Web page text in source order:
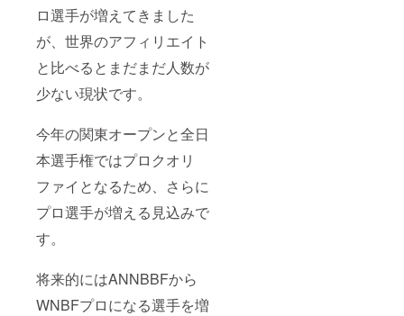
ロ選手が増えてきました
が、世界のアフィリエイト
と比べるとまだまだ人数が
少ない現状です。
今年の関東オープンと全日
本選手権ではプロクオリ
ファイとなるため、さらに
プロ選手が増える見込みで
す。
将来的にはANNBBFから
WNBFプロになる選手を増